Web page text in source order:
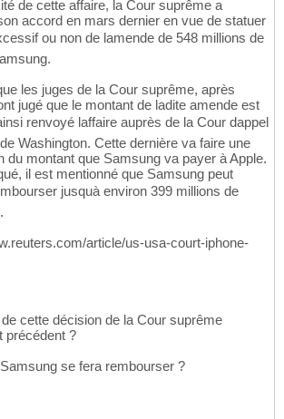
de cette affaire, la Cour suprême a
accord en mars dernier en vue de statuer
ou non de lamende de 548 millions de
les juges de la Cour suprême, après
jugé que le montant de ladite amende est
renvoyé laffaire auprès de la Cour dappel
Washington. Cette dernière va faire une
du montant que Samsung va payer à Apple.
il est mentionné que Samsung peut
jusquà environ 399 millions de
article/us-usa-court-iphone-
cette décision de la Cour suprême
précédent ?
se fera rembourser ?